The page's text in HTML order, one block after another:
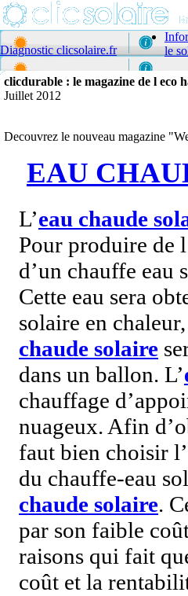
Diagnostic clicsolaire.fr
le
clicdurable : le magazine de l eco
Juillet 2012
Decouvrez le nouveau magazine
EAU
L’eau chaude
Pour produire de
d’un chauffe eau
Cette eau sera
solaire en
chaude solaire
dans un ballon. L’
chauffage
nuageux. Afin
faut bien choisir
du chauffe-eau
chaude solaire.
par son faible
raisons qui fait
coût et la